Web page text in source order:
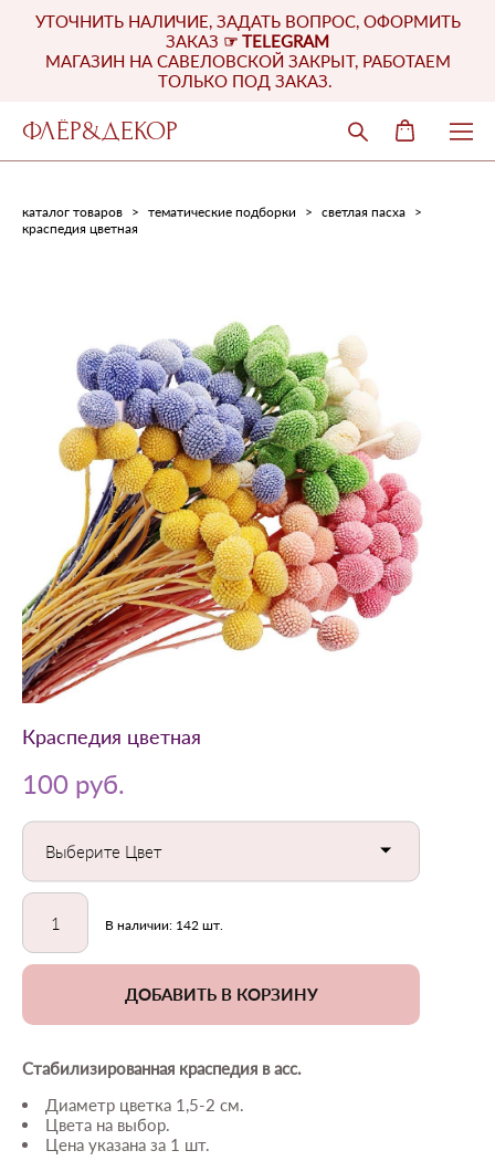
УТОЧНИТЬ НАЛИЧИЕ, ЗАДАТЬ ВОПРОС, ОФОРМИТЬ
ЗАКАЗ ☞ TELEGRAM
МАГАЗИН НА САВЕЛОВСКОЙ ЗАКРЫТ, РАБОТАЕМ
ТОЛЬКО ПОД ЗАКАЗ.
ФЛЁР&ДЕКОР
каталог товаров > тематические подборки > светлая пасха >
краспедия цветная
Краспедия цветная
100 pуб.
Выберите Цвет
В наличии: 142 шт.
ДОБАВИТЬ В КОРЗИНУ
Стабилизированная краспедия в асс.
Диаметр цветка 1,5-2 см.
Цвета на выбор.
Цена указана за 1 шт.